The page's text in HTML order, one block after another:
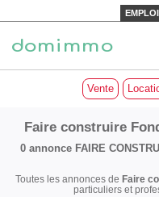
EMPLOI
Vente
Faire construire
0 annonce FAIRE
Toutes les annonces de Faire
particuliers et